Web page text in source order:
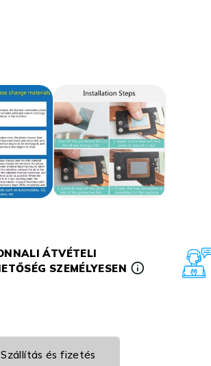
ÁTVÉTELI
SZEMÉLYESEN
Szállítás és fizetés